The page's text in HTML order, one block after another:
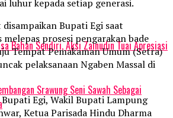
Bahan Sendiri, Aksi Zainudin Tuai Apresiasi
Srawung Seni Sawah Sebagai
luhur kepada setiap generasi.
Bupati Egi saat
prosesi pengarakan bade
Tempat Pemakaman Umum (Setra)
pelaksanaan Ngaben Massal di
Egi, Wakil Bupati Lampung
Ketua Parisada Hindu Dharma